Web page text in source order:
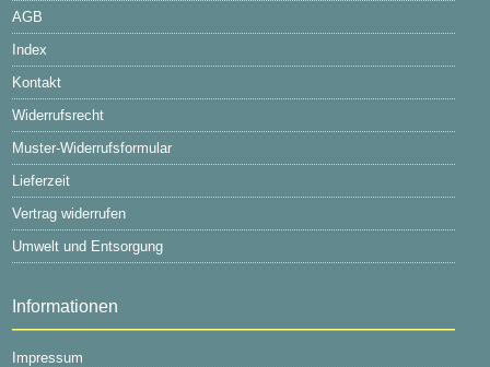
AGB
Index
Kontakt
Widerrufsrecht
Muster-Widerrufsformular
Lieferzeit
Vertrag widerrufen
Umwelt und Entsorgung
Informationen
Impressum